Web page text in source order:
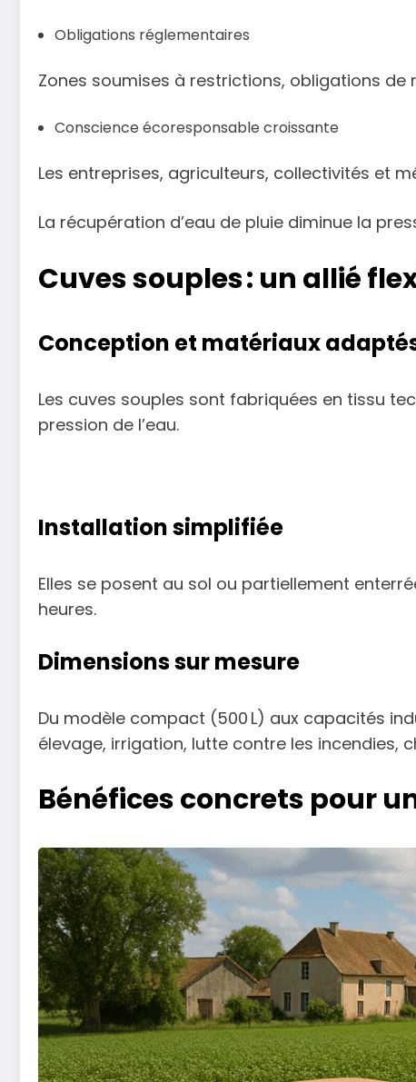
Obligations réglementaires
Zones soumises à restrictions, obligations
Conscience écoresponsable croissante
Les entreprises, agriculteurs, collectivités et
La récupération d’eau de pluie diminue la
Cuves souples : un allié
Conception et matériaux
Les cuves souples sont fabriquées en tissu
pression de l’eau.
Installation simplifiée
Elles se posent au sol ou partiellement
heures.
Dimensions sur mesure
Du modèle compact (500 L) aux capacités
élevage, irrigation, lutte contre les incendies,
Bénéfices concrets pour